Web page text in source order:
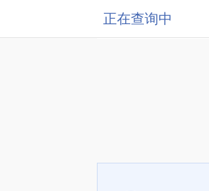
正在查询中